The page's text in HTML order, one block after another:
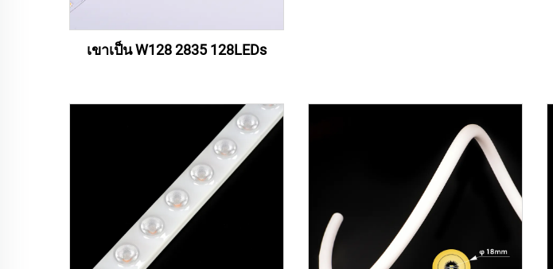
เขาเป็น W128 2835 128LEDs